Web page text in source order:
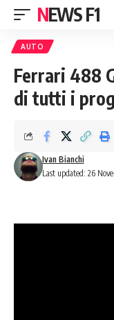
NEWS F1
AUTO
Ferrari 488
di tutti i
Last updated: 26
Ivan Bianchi